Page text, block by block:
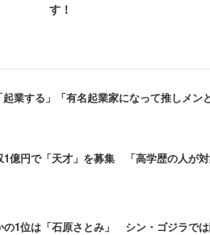
もに共通で、突き詰めれば遺伝
みや剛力彩芽ともなれば、自
けでもないだろう。そこには、
思いたい。
結婚するし、美人はお金持ちと
ても納得がいく。
す！
業する」「有名起業家になって推しメン
1億円で「天才」を募集 「高学歴の人が
の1位は「石原さとみ」 シン・ゴジラで